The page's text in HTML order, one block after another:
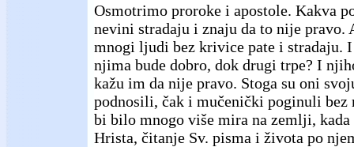
Osmotrimo proroke i apostole. Kakva
nevini stradaju i znaju da to nije pravo.
mnogi ljudi bez krivice pate i stradaju.
njima bude dobro, dok drugi trpe? I
kažu im da nije pravo. Stoga su oni
podnosili, čak i mučenički poginuli bez
bi bilo mnogo više mira na zemlji,
Hrista, čitanje Sv. pisma i života po